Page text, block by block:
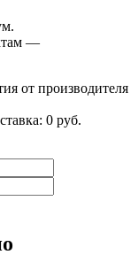
—
от производителя
0 руб.